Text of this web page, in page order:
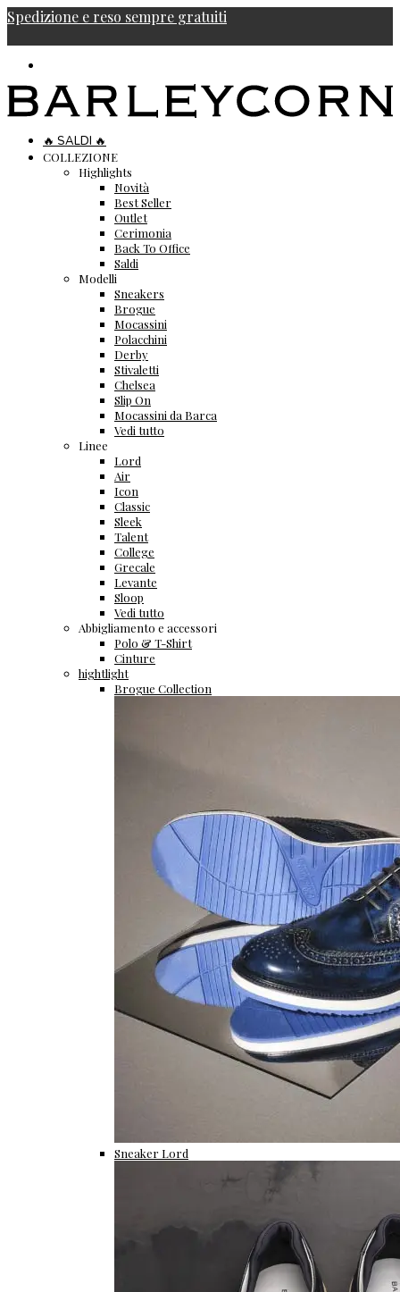
Spedizione e reso sempre gratuiti
🔥 SALDI 🔥
COLLEZIONE
Highlights
Novità
Best Seller
Outlet
Cerimonia
Back To Office
Saldi
Modelli
Sneakers
Brogue
Mocassini
Polacchini
Derby
Stivaletti
Chelsea
Slip On
Mocassini da Barca
Vedi tutto
Linee
Lord
Air
Icon
Classic
Sleek
Talent
College
Grecale
Levante
Sloop
Vedi tutto
Abbigliamento e accessori
Polo & T-Shirt
Cinture
hightlight
Brogue Collection
Sneaker Lord